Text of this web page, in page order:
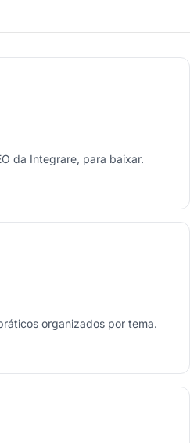
da Integrare, para baixar.
organizados por tema.